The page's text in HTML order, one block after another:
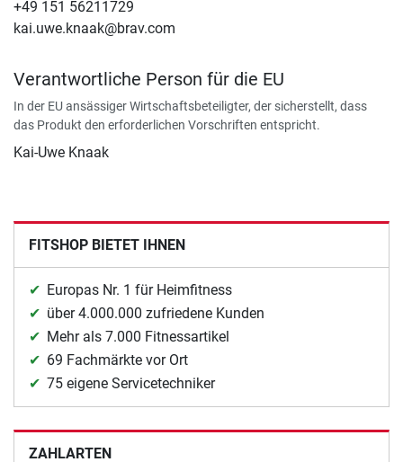
+49 151 56211729
kai.uwe.knaak@brav.com
Verantwortliche Person für die EU
In der EU ansässiger Wirtschaftsbeteiligter, der sicherstellt, dass
das Produkt den erforderlichen Vorschriften entspricht.
Kai-Uwe Knaak
FITSHOP BIETET IHNEN
Europas Nr. 1 für Heimfitness
über 4.000.000 zufriedene Kunden
Mehr als 7.000 Fitnessartikel
69 Fachmärkte vor Ort
75 eigene Servicetechniker
ZAHLARTEN